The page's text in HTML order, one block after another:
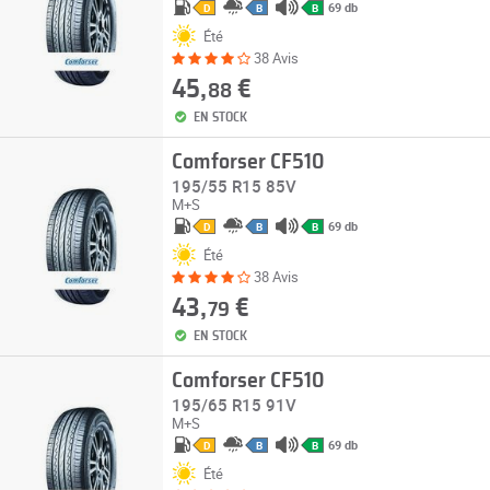
D B B 69 db
Été
38 Avis
45,88€
EN STOCK
Comforser CF510
195/55 R15 85V
M+S
D B B 69 db
Été
38 Avis
43,79 €
EN STOCK
Comforser CF510
195/65 R15 91V
M+S
D B B 69 db
Été